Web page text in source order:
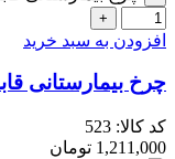
افزودن به سبد خرید
چرخ بیمارستانی قابدار
کد کالا: 523
1,211,000 تومان